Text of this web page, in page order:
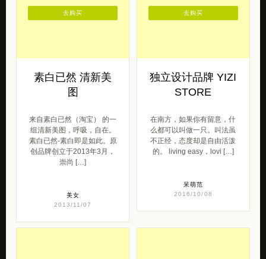
素白已然 清新美
图
来自素白已然（淘宝） 的一
组清新美图，呼吸，自在。
素白已然-素白即是如此。原
创品牌创立于2013年3月，
崇尚 […]
美女
2013/11/07
去购买
独立设计品牌 YIZI
STORE
在南方，如果你有留意，什
么都可以叫做一只。叫法虽
不正经，态度却是自由活泼
的。 living easy，lovi […]
呆萌范
2016/10/08
去购买